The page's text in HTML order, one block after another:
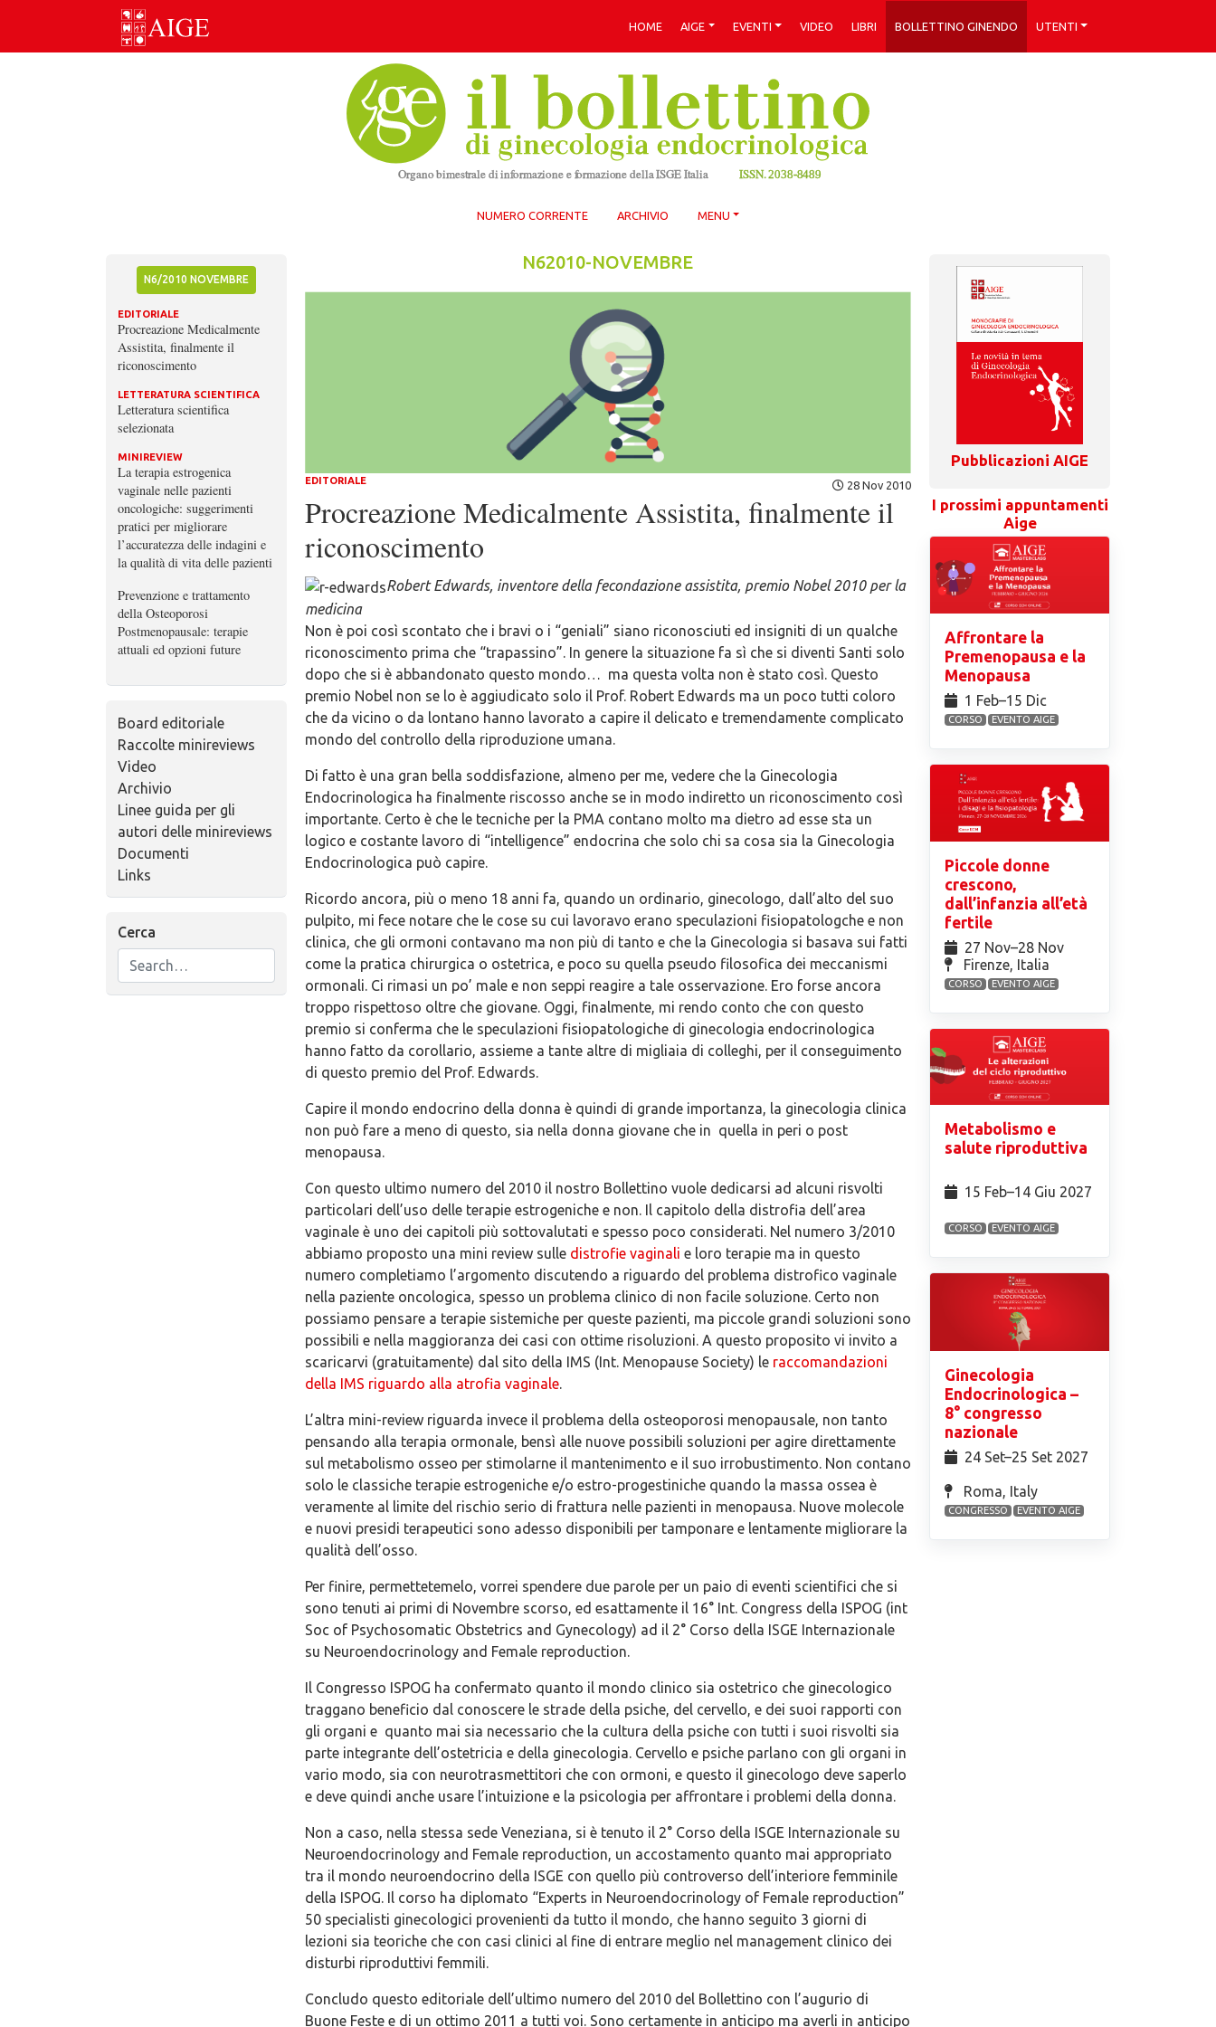
Skip
HOME AIGE EVENTI VIDEO LIBRI BOLLETTINO GINENDO UTENTI
NUMERO CORRENTE ARCHIVIO MENU
N6/2010 NOVEMBRE
EDITORIALE
Procreazione Medicalmente
Assistita, finalmente il
riconoscimento
LETTERATURA SCIENTIFICA
Letteratura scientifica
selezionata
MINIREVIEW
La terapia estrogenica
vaginale nelle pazienti
oncologiche: suggerimenti
pratici per migliorare
l’accuratezza delle indagini e
la qualità di vita delle pazienti
Prevenzione e trattamento
della Osteoporosi
Postmenopausale: terapie
attuali ed opzioni future
Board editoriale
Raccolte minireviews
Video
Archivio
Linee guida per gli
autori delle minireviews
Documenti
Links
Cerca
N62010-NOVEMBRE
EDITORIALE 28 Nov 2010
Procreazione Medicalmente Assistita, finalmente il
riconoscimento
Robert Edwards, inventore della fecondazione assistita, premio Nobel 2010 per la
medicina
Non è poi così scontato che i bravi o i “geniali” siano riconosciuti ed insigniti di un qualche
riconoscimento prima che “trapassino”. In genere la situazione fa sì che si diventi Santi solo
dopo che si è abbandonato questo mondo… ma questa volta non è stato così. Questo
premio Nobel non se lo è aggiudicato solo il Prof. Robert Edwards ma un poco tutti coloro
che da vicino o da lontano hanno lavorato a capire il delicato e tremendamente complicato
mondo del controllo della riproduzione umana.
Di fatto è una gran bella soddisfazione, almeno per me, vedere che la Ginecologia
Endocrinologica ha finalmente riscosso anche se in modo indiretto un riconoscimento così
importante. Certo è che le tecniche per la PMA contano molto ma dietro ad esse sta un
logico e costante lavoro di “intelligence” endocrina che solo chi sa cosa sia la Ginecologia
Endocrinologica può capire.
Ricordo ancora, più o meno 18 anni fa, quando un ordinario, ginecologo, dall’alto del suo
pulpito, mi fece notare che le cose su cui lavoravo erano speculazioni fisiopatologche e non
clinica, che gli ormoni contavano ma non più di tanto e che la Ginecologia si basava sui fatti
come la pratica chirurgica o ostetrica, e poco su quella pseudo filosofica dei meccanismi
ormonali. Ci rimasi un po’ male e non seppi reagire a tale osservazione. Ero forse ancora
troppo rispettoso oltre che giovane. Oggi, finalmente, mi rendo conto che con questo
premio si conferma che le speculazioni fisiopatologiche di ginecologia endocrinologica
hanno fatto da corollario, assieme a tante altre di migliaia di colleghi, per il conseguimento
di questo premio del Prof. Edwards.
Capire il mondo endocrino della donna è quindi di grande importanza, la ginecologia clinica
non può fare a meno di questo, sia nella donna giovane che in quella in peri o post
menopausa.
Con questo ultimo numero del 2010 il nostro Bollettino vuole dedicarsi ad alcuni risvolti
particolari dell’uso delle terapie estrogeniche e non. Il capitolo della distrofia dell’area
vaginale è uno dei capitoli più sottovalutati e spesso poco considerati. Nel numero 3/2010
abbiamo proposto una mini review sulle distrofie vaginali e loro terapie ma in questo
numero completiamo l’argomento discutendo a riguardo del problema distrofico vaginale
nella paziente oncologica, spesso un problema clinico di non facile soluzione. Certo non
possiamo pensare a terapie sistemiche per queste pazienti, ma piccole grandi soluzioni sono
possibili e nella maggioranza dei casi con ottime risoluzioni. A questo proposito vi invito a
scaricarvi (gratuitamente) dal sito della IMS (Int. Menopause Society) le raccomandazioni
della IMS riguardo alla atrofia vaginale.
L’altra mini-review riguarda invece il problema della osteoporosi menopausale, non tanto
pensando alla terapia ormonale, bensì alle nuove possibili soluzioni per agire direttamente
sul metabolismo osseo per stimolarne il mantenimento e il suo irrobustimento. Non contano
solo le classiche terapie estrogeniche e/o estro-progestiniche quando la massa ossea è
veramente al limite del rischio serio di frattura nelle pazienti in menopausa. Nuove molecole
e nuovi presidi terapeutici sono adesso disponibili per tamponare e lentamente migliorare la
qualità dell’osso.
Per finire, permettetemelo, vorrei spendere due parole per un paio di eventi scientifici che si
sono tenuti ai primi di Novembre scorso, ed esattamente il 16° Int. Congress della ISPOG (int
Soc of Psychosomatic Obstetrics and Gynecology) ad il 2° Corso della ISGE Internazionale
su Neuroendocrinology and Female reproduction.
Il Congresso ISPOG ha confermato quanto il mondo clinico sia ostetrico che ginecologico
traggano beneficio dal conoscere le strade della psiche, del cervello, e dei suoi rapporti con
gli organi e quanto mai sia necessario che la cultura della psiche con tutti i suoi risvolti sia
parte integrante dell’ostetricia e della ginecologia. Cervello e psiche parlano con gli organi in
vario modo, sia con neurotrasmettitori che con ormoni, e questo il ginecologo deve saperlo
e deve quindi anche usare l’intuizione e la psicologia per affrontare i problemi della donna.
Non a caso, nella stessa sede Veneziana, si è tenuto il 2° Corso della ISGE Internazionale su
Neuroendocrinology and Female reproduction, un accostamento quanto mai appropriato
tra il mondo neuroendocrino della ISGE con quello più controverso dell’interiore femminile
della ISPOG. Il corso ha diplomato “Experts in Neuroendocrinology of Female reproduction”
50 specialisti ginecologici provenienti da tutto il mondo, che hanno seguito 3 giorni di
lezioni sia teoriche che con casi clinici al fine di entrare meglio nel management clinico dei
disturbi riproduttivi femmili.
Concludo questo editoriale dell’ultimo numero del 2010 del Bollettino con l’augurio di
Buone Feste e di un ottimo 2011 a tutti voi. Sono certamente in anticipo ma averli in anticipo
Pubblicazioni AIGE
I prossimi appuntamenti
Aige
Affrontare la
Premenopausa e la
Menopausa
1 Feb⁠–15 Dic
CORSO EVENTO AIGE
Piccole donne
crescono,
dall’infanzia all’età
fertile
27 Nov⁠–28 Nov
Firenze, Italia
CORSO EVENTO AIGE
Metabolismo e
salute riproduttiva
15 Feb⁠–14 Giu 2027
CORSO EVENTO AIGE
Ginecologia
Endocrinologica –
8° congresso
nazionale
24 Set⁠–25 Set 2027
Roma, Italy
CONGRESSO EVENTO AIGE